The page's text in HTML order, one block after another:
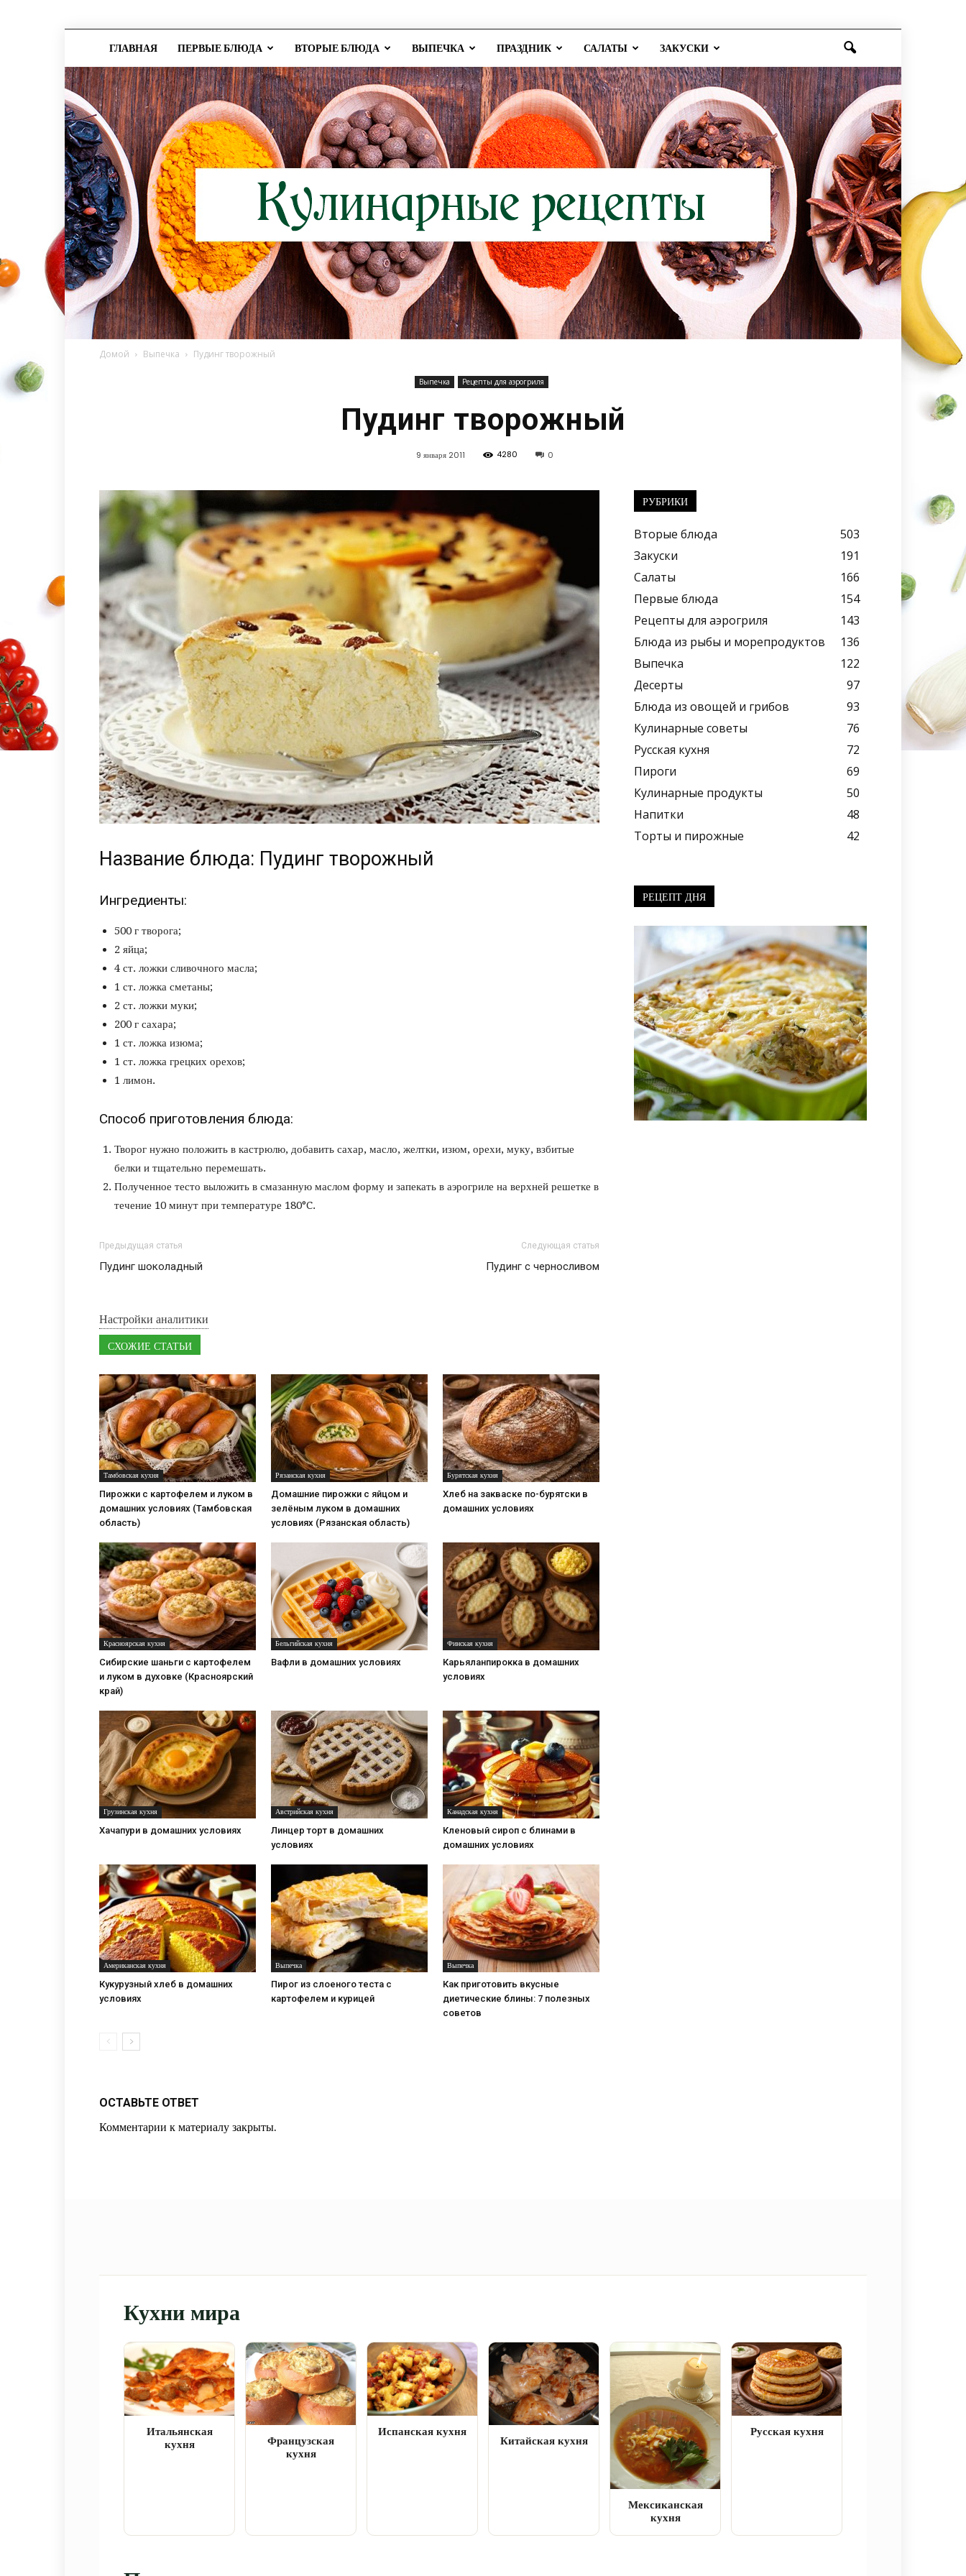
ГЛАВНАЯ ПЕРВЫЕ БЛЮДА ВТОРЫЕ БЛЮДА ВЫПЕЧКА ПРАЗДНИК САЛАТЫ ЗАКУСКИ
рецепты,
блюда
Домой Выпечка Пудинг творожный
Выпечка Рецепты для аэрогриля
Пудинг творожный
9 января 2011 4280 0
Название блюда: Пудинг творожный
Ингредиенты:
500 г творога;
2 яйца;
4 ст. ложки сливочного масла;
1 ст. ложка сметаны;
2 ст. ложки муки;
200 г сахара;
1 ст. ложка изюма;
1 ст. ложка грецких орехов;
1 лимон.
Способ приготовления блюда:
Творог нужно положить в кастрюлю, добавить сахар, масло, желтки, изюм, орехи, муку, взбитые
белки и тщательно перемешать.
Полученное тесто выложить в смазанную маслом форму и запекать в аэрогриле на верхней решетке в
течение 10 минут при температуре 180°C.
Предыдущая статья
Пудинг шоколадный
Следующая статья
Пудинг с черносливом
Настройки аналитики
СХОЖИЕ СТАТЬИ
Тамбовская кухня
Пирожки с картофелем и луком в
домашних условиях (Тамбовская
область)
Рязанская кухня
Домашние пирожки с яйцом и
зелёным луком в домашних
условиях (Рязанская область)
Бурятская кухня
Хлеб на закваске по-бурятски в
домашних условиях
Красноярская кухня
Сибирские шаньги с картофелем
и луком в духовке (Красноярский
край)
Бельгийская кухня
Вафли в домашних условиях
Финская кухня
Карьяланпирокка в домашних
условиях
Грузинская кухня
Хачапури в домашних условиях
Австрийская кухня
Линцер торт в домашних
условиях
Канадская кухня
Кленовый сироп с блинами в
домашних условиях
Американская кухня
Кукурузный хлеб в домашних
условиях
Выпечка
Пирог из слоеного теста с
картофелем и курицей
Выпечка
Как приготовить вкусные
диетические блины: 7 полезных
советов
ОСТАВЬТЕ ОТВЕТ
Комментарии к материалу закрыты.
РУБРИКИ
Вторые блюда
503
Закуски
191
Салаты
166
Первые блюда
154
Рецепты для аэрогриля
143
Блюда из рыбы и морепродуктов
136
Выпечка
122
Десерты
97
Блюда из овощей и грибов
93
Кулинарные советы
76
Русская кухня
72
Пироги
69
Кулинарные продукты
50
Напитки
48
Торты и пирожные
42
РЕЦЕПТ ДНЯ
Кухни мира
Итальянская
кухня
Французская
кухня
Испанская кухня
Китайская кухня
Мексиканская
кухня
Русская кухня